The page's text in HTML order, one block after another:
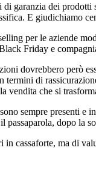
garanzia dei
E giudichiamo
per le aziende
Friday e
dovrebbero però
termini di
vendita che si
sempre presenti
dopo la
cassaforte, ma di